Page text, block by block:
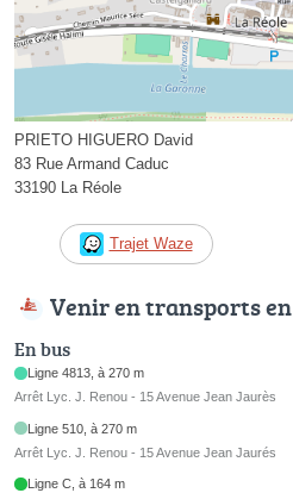
PRIETO HIGUERO David
83 Rue Armand Caduc
33190 La Réole
Trajet Waze
Venir en transports
En bus
Ligne 4813, à 270 m
Arrêt Lyc. J. Renou - 15 Avenue Jean Jaurès
Ligne 510, à 270 m
Arrêt Lyc. J. Renou - 15 Avenue Jean Jaurés
Ligne C, à 164 m